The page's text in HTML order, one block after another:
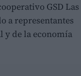
GSD Las
a representantes
de la economía